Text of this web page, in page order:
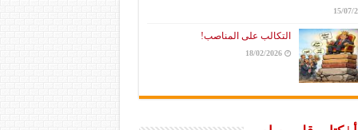
15/07/
التكالب على المناصب!
18/02/2026